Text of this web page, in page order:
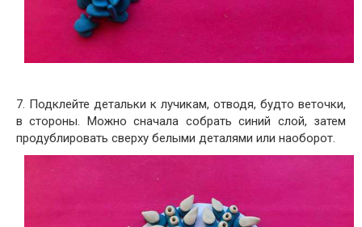
7. Подклейте детальки к лучикам, отводя, будто веточки,
в стороны. Можно сначала собрать синий слой, затем
продублировать сверху белыми деталями или наоборот.